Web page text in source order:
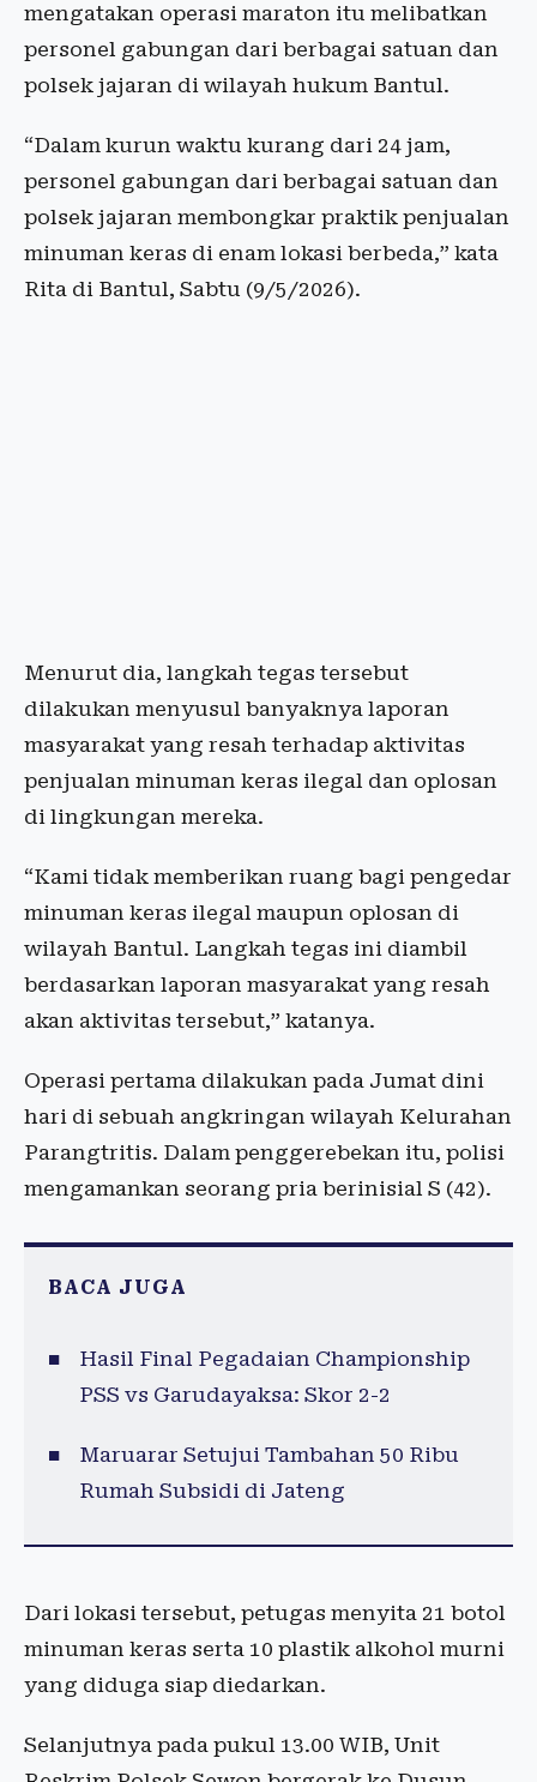
mengatakan operasi maraton itu melibatkan
personel gabungan dari berbagai satuan dan
polsek jajaran di wilayah hukum Bantul.
“Dalam kurun waktu kurang dari 24 jam,
personel gabungan dari berbagai satuan dan
polsek jajaran membongkar praktik penjualan
minuman keras di enam lokasi berbeda,” kata
Rita di Bantul, Sabtu (9/5/2026).
Menurut dia, langkah tegas tersebut
dilakukan menyusul banyaknya laporan
masyarakat yang resah terhadap aktivitas
penjualan minuman keras ilegal dan oplosan
di lingkungan mereka.
“Kami tidak memberikan ruang bagi pengedar
minuman keras ilegal maupun oplosan di
wilayah Bantul. Langkah tegas ini diambil
berdasarkan laporan masyarakat yang resah
akan aktivitas tersebut,” katanya.
Operasi pertama dilakukan pada Jumat dini
hari di sebuah angkringan wilayah Kelurahan
Parangtritis. Dalam penggerebekan itu, polisi
mengamankan seorang pria berinisial S (42).
BACA JUGA
Hasil Final Pegadaian Championship
PSS vs Garudayaksa: Skor 2-2
Maruarar Setujui Tambahan 50 Ribu
Rumah Subsidi di Jateng
Dari lokasi tersebut, petugas menyita 21 botol
minuman keras serta 10 plastik alkohol murni
yang diduga siap diedarkan.
Selanjutnya pada pukul 13.00 WIB, Unit